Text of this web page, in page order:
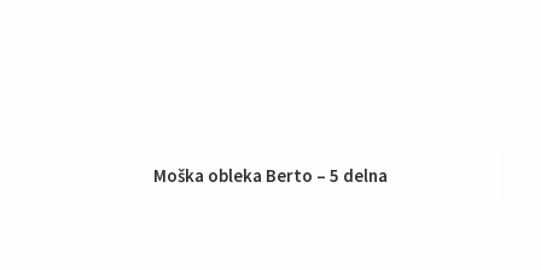
Moška obleka Berto – 5 delna